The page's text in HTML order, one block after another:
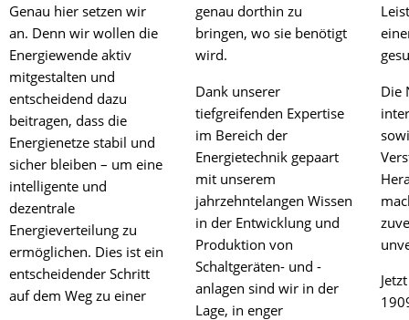
Genau hier setzen wir
an. Denn wir wollen die
Energiewende aktiv
mitgestalten und
entscheidend dazu
beitragen, dass die
Energienetze stabil und
sicher bleiben – um eine
intelligente und
dezentrale
Energieverteilung zu
ermöglichen. Dies ist ein
entscheidender Schritt
auf dem Weg zu einer
genau dorthin zu
bringen, wo sie benötigt
wird.
Dank unserer
tiefgreifenden Expertise
im Bereich der
Energietechnik gepaart
mit unserem
jahrzehntelangen Wissen
in der Entwicklung und
Produktion von
Schaltgeräten- und -
anlagen sind wir in der
Lage, in enger
Die